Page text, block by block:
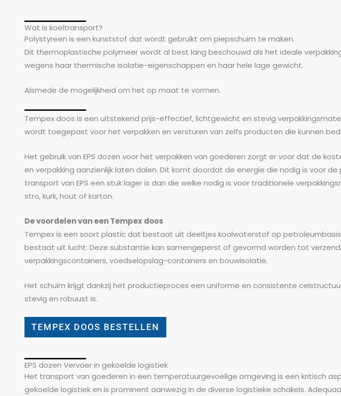
Wat is koeltransport?
Polystyreen is een kunststof dat wordt gebruikt om piepschuim te maken.
Dit thermoplastische polymeer wordt al best lang beschouwd als het ideale
wegens haar thermische isolatie-eigenschappen en haar hele lage gewicht.
Alsmede de mogelijkheid om het op maat te vormen.
Tempex doos is een uitstekend prijs-effectief, lichtgewicht en stevig
wordt toegepast voor het verpakken en versturen van zelfs producten die kunnen
Het gebruik van EPS dozen voor het verpakken van goederen zorgt er voor dat de
en verpakking aanzienlijk laten dalen. Dit komt doordat de energie die nodig is voor
transport van EPS een stuk lager is dan die welke nodig is voor traditionele
stro, kurk, hout of karton.
De voordelen van een Tempex doos
Tempex is een soort plastic dat bestaat uit deeltjes koolwaterstof op
bestaat uit lucht. Deze substantie kan samengeperst of gevormd worden tot
verpakkingscontainers, voedselopslag-containers en bouwisolatie.
Het schuim krijgt dankzij het productieproces een uniforme en consistente
stevig en robuust is.
TEMPEX DOOS BESTELLEN
EPS dozen Vervoer in gekoelde logistiek
Het transport van goederen in een temperatuurgevoelige omgeving is een kritisch
gekoelde logistiek en is prominent aanwezig in de diverse logistieke schakels.